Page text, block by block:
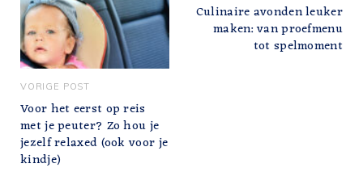
VORIGE POST
Voor het eerst op reis
met je peuter? Zo hou je
jezelf relaxed (ook voor je
kindje)
Culinaire avonden leuker
maken: van proefmenu
tot spelmoment